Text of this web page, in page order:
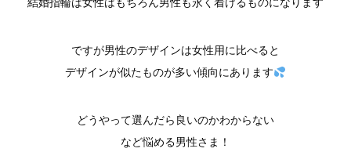
結婚指輪は女性はもちろん男性も永く着けるものになります
ですが男性のデザインは女性用に比べると
デザインが似たものが多い傾向にあります
どうやって選んだら良いのかわからない
など悩める男性さま！